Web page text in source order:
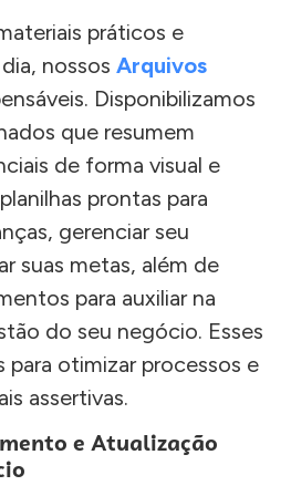
práticos e
nossos Arquivos
Disponibilizamos
que resumem
de forma visual e
prontas para
gerenciar seu
suas metas, além de
para auxiliar na
do seu negócio. Esses
para otimizar processos e
assertivas.
e Atualização